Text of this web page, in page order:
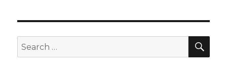
b
o
o
r
ar
te
ix
Search
for: